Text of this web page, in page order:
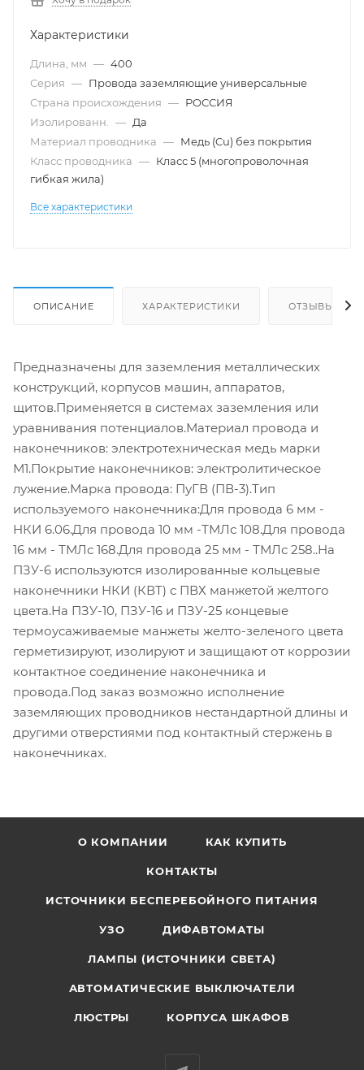
Характеристики
Длина, мм — 400
Серия — Провода заземляющие универсальные
Страна происхождения — РОССИЯ
Изолированн.
— Да
Материал проводника — Медь (Cu) без покрытия
Класс проводника — Класс 5 (многопроволочная
гибкая жила)
Все характеристики
ОПИСАНИЕ ХАРАКТЕРИСТИКИ ОТЗЫВЫ
Предназначены для заземления металлических
конструкций, корпусов машин, аппаратов,
щитов.Применяется в системах заземления или
уравнивания потенциалов.Материал провода и
наконечников: электротехническая медь марки
М1.Покрытие наконечников: электролитическое
лужение.Марка провода: ПуГВ (ПВ-3).Тип
используемого наконечника:Для провода 6 мм -
НКИ 6.06.Для провода 10 мм -ТМЛс 108.Для провода
16 мм - ТМЛс 168.Для провода 25 мм - ТМЛс 258..На
ПЗУ-6 используются изолированные кольцевые
наконечники НКИ (КВТ) с ПВХ манжетой желтого
цвета.На ПЗУ-10, ПЗУ-16 и ПЗУ-25 концевые
термоусаживаемые манжеты желто-зеленого цвета
герметизируют, изолируют и защищают от коррозии
контактное соединение наконечника и
провода.Под заказ возможно исполнение
заземляющих проводников нестандартной длины и
другими отверстиями под контактный стержень в
наконечниках.
О КОМПАНИИ КАК КУПИТЬ
КОНТАКТЫ
ИСТОЧНИКИ БЕСПЕРЕБОЙНОГО ПИТАНИЯ
УЗО ДИФАВТОМАТЫ
ЛАМПЫ (ИСТОЧНИКИ СВЕТА)
АВТОМАТИЧЕСКИЕ ВЫКЛЮЧАТЕЛИ
ЛЮСТРЫ КОРПУСА ШКАФОВ